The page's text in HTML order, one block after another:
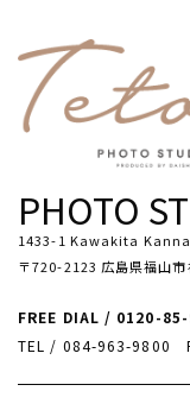
PHOTO
1433-1 Kawakita
〒720-2123 広島県福山
FREE DIAL / 0120-
TEL / 084-963-9800